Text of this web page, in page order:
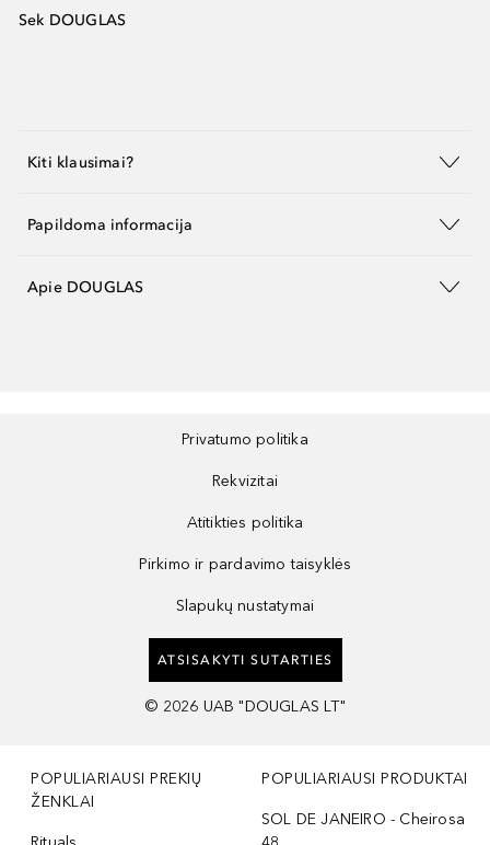
Sek DOUGLAS
Kiti klausimai?
Papildoma informacija
Apie DOUGLAS
Privatumo politika
Rekvizitai
Atitikties politika
Pirkimo ir pardavimo taisyklės
Slapukų nustatymai
ATSISAKYTI SUTARTIES
© 2026 UAB "DOUGLAS LT"
POPULIARIAUSI PREKIŲ
ŽENKLAI
POPULIARIAUSI PRODUKTAI
SOL DE JANEIRO - Cheirosa